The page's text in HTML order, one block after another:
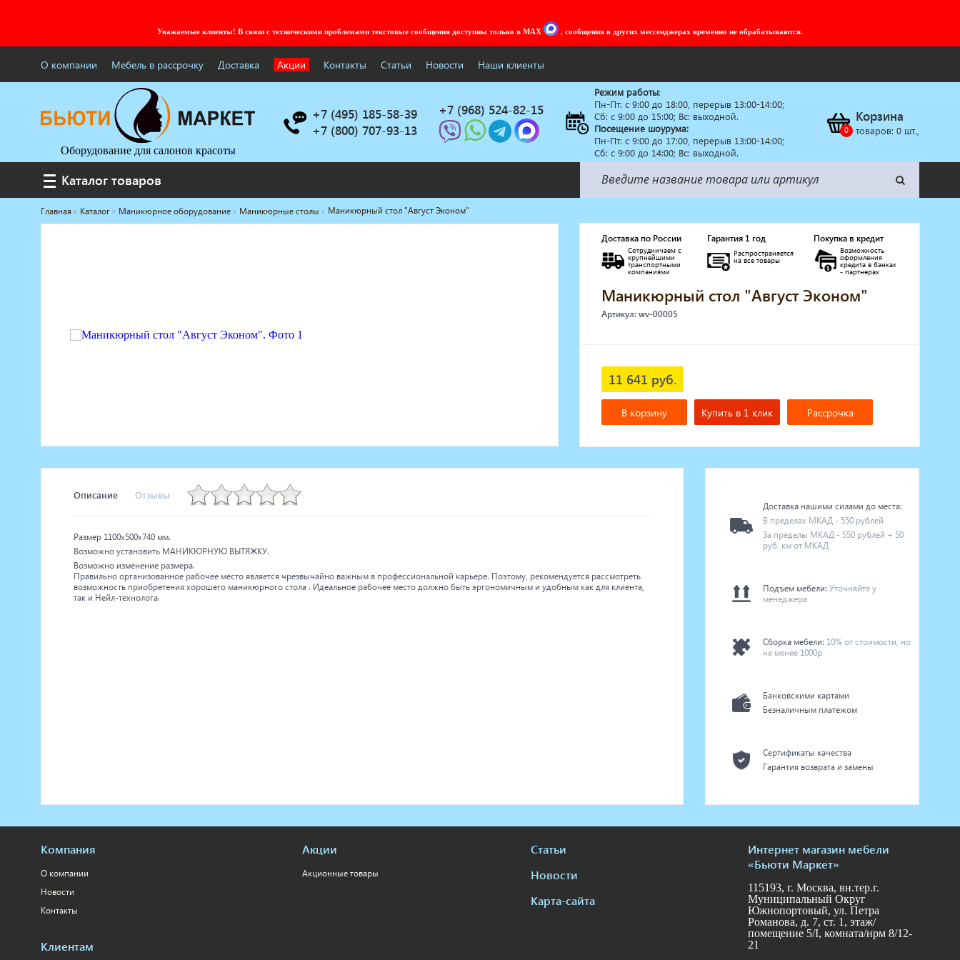
Уважаемые клиенты! В связи с техническими проблемами текстовые сообщения доступны только в MAX , сообщения в других мессенджерах временно не обрабатываются.
О компании Мебель в рассрочку Доставка Акции Контакты Статьи Новости Наши клиенты
Оборудование для салонов красоты
+7 (495) 185-58-39
+7 (800) 707-93-13
+7 (968) 524-82-15
Режим работы:
Пн-Пт: c 9:00 до 18:00, перерыв 13:00-14:00;
Сб: с 9:00 до 15:00; Вс: выходной.
Посещение шоурума:
Пн-Пт: c 9:00 до 17:00, перерыв 13:00-14:00;
Сб: с 9:00 до 14:00; Вс: выходной.
Корзина
товаров: 0шт.,
Каталог товаров
Каталог товаров
Услуги под ключ
Маникюрное оборудование
Мебель для холла
Солярии
Мебель в стиле Лофт
Доставка за один день
Главная Каталог Маникюрное оборудование Маникюрные столы Маникюрный стол "Август Эконом"
Доставка по России
Сотрудничаем с
крупнейшими
транспортными
компаниями
Гарантия 1 год
Распространяется
на все товары
Покупка в кредит
Возможность
оформления
кредита в банках
- партнерах
Маникюрный стол "Август Эконом"
Артикул: wv-00005
11 641 руб.
В корзину Купить в 1 клик Рассрочка
Описание Отзывы
Размер 1100х500х740 мм.
Возможно установить МАНИКЮРНУЮ ВЫТЯЖКУ.
Возможно изменение размера.
Правильно организованное рабочее место является чрезвычайно важным в профессиональной карьере. Поэтому, рекомендуется рассмотреть
возможность приобретения хорошего маникюрного стола . Идеальное рабочее место должно быть эргономичным и удобным как для клиента,
так и Нейл-технолога.
Доставка нашими силами до места:
В пределах МКАД - 550 рублей
За пределы МКАД - 550 рублей + 50
руб. км от МКАД
Подъем мебели: Уточняйте у
менеджера
Сборка мебели: 10% от стоимости, но
не менее 1000р
Банковскими картами
Безналичным платежом
Сертификаты качества
Гарантия возврата и замены
Компания
О компании
Новости
Контакты
Клиентам
Акции
Акционные товары
Статьи
Новости
Карта-сайта
Интернет магазин мебели
«Бьюти Маркет»
115193, г. Москва, вн.тер.г.
Муниципальный Округ
Южнопортовый, ул. Петра
Романова, д. 7, ст. 1, этаж/
помещение 5/I, комната/нрм 8/12-
21